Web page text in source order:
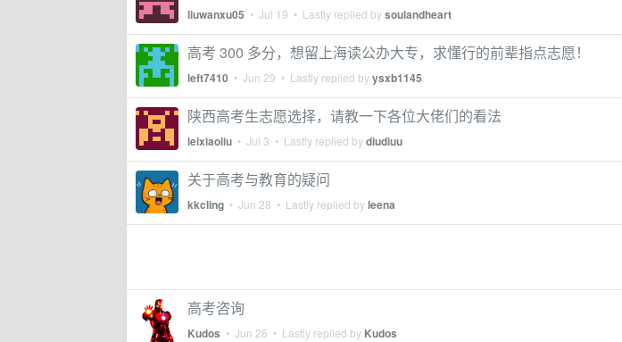
liuwanxu05 • Jul 19 • Lastly replied bysoulandheart
高考 300 多分，想留上海读公办大专，求懂行的前辈指点志愿！
left7410 • Jun 29 • Lastly replied byysxb1145
陕西高考生志愿选择，请教一下各位大佬们的看法
leixiaoliu • Jul 3 • Lastly replied bydiudiuu
关于高考与教育的疑问
kkcling • Jun 28 • Lastly replied byleena
高考咨询
Kudos • Jun 26 • Lastly replied by Kudos